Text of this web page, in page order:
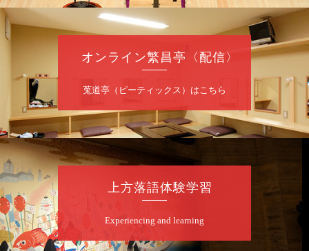
ももえ（音曲漫才）※／笑福亭三喬／桂米二
～仲入～桂咲之輔／林家染団治／渡辺あきら
（ジャグリング）／笑福亭松枝（※…配信は
ございません）
★菟道亭配信あり
夜
8月10日（月）
桂慶治朗 月例奮闘落語会 八月席
桂慶治朗「鉄砲勇助」「植木屋娘」ほか一席
／桂弥壱「開口一番」
前売2,000円 当日2,500円
お問合せ：慶治朗落語会事務局 090-8126-
オンライン繁昌亭〈配信〉
莵道亭（ピーティックス）はこちら
上方落語体験学習
Experiencing and learning